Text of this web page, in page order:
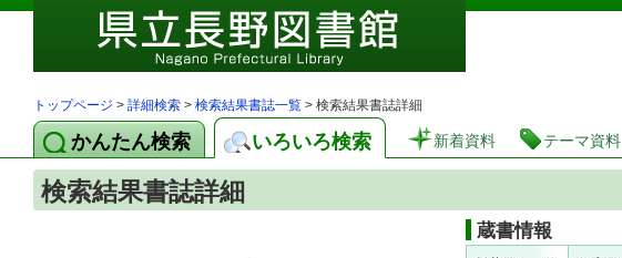
図書館 蔵書
トップページ > 詳細検索 > 検索結果書誌一覧 > 検索結果書誌詳細
かんたん検索 いろいろ検索 新着資料 テーマ資料
検索結果書誌詳細
蔵書情報